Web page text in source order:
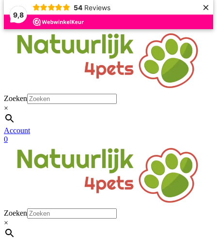
9,8
54 Reviews ×
Naar
inhoud
Zoeken
×
Account
0
Zoeken
×